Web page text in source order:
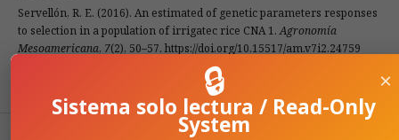
Servellón, R. E. (2016). An estimated of genetic parameters responses
to selection in a population of irrigatec rice CNA 1.Agronomía
Mesoamericana, 7(2), 50–57. https://doi.org/10.15517/am.v7i2.24759
×
🔒
Sistema solo lectura / Read-Only
System